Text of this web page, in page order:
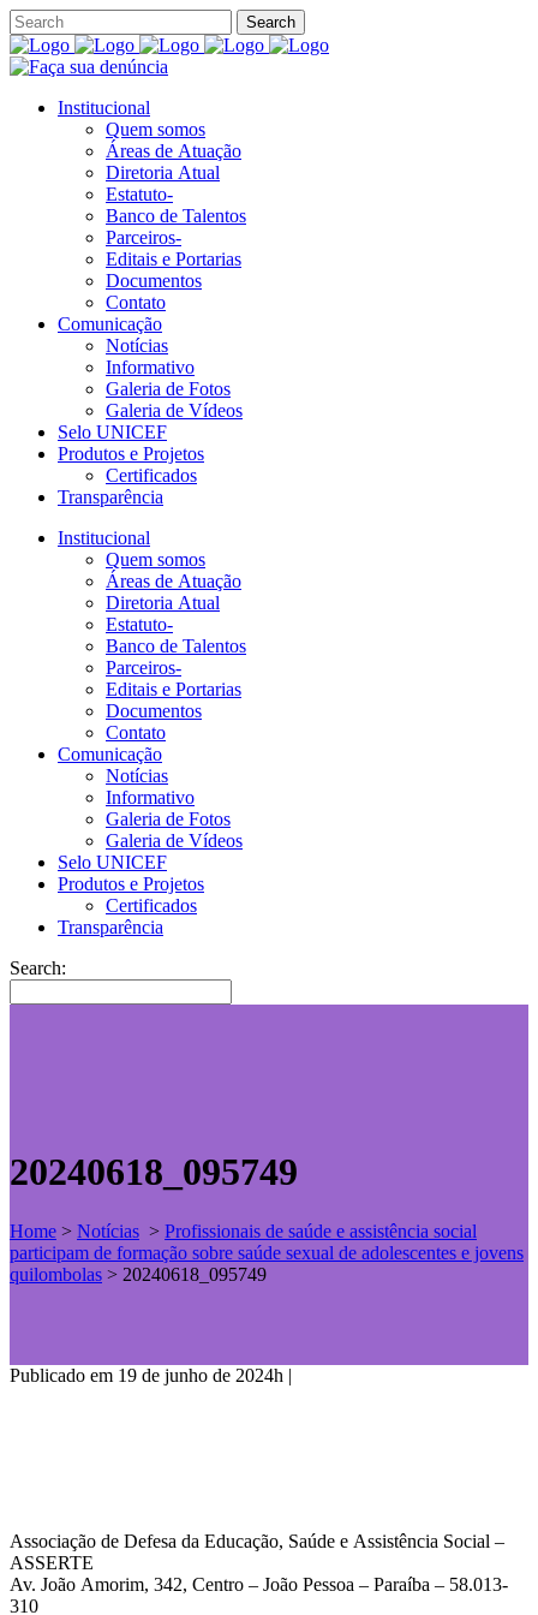
Institucional
Quem somos
Áreas de Atuação
Diretoria Atual
Estatuto-
Banco de Talentos
Parceiros-
Editais e Portarias
Documentos
Contato
Comunicação
Notícias
Informativo
Galeria de Fotos
Galeria de Vídeos
Selo UNICEF
Produtos e Projetos
Certificados
Transparência
Institucional
Quem somos
Áreas de Atuação
Diretoria Atual
Estatuto-
Banco de Talentos
Parceiros-
Editais e Portarias
Documentos
Contato
Comunicação
Notícias
Informativo
Galeria de Fotos
Galeria de Vídeos
Selo UNICEF
Produtos e Projetos
Certificados
Transparência
Search:
20240618_095749
Home > Notícias > Profissionais de saúde e assistência social
participam de formação sobre saúde sexual de adolescentes e jovens
quilombolas > 20240618_095749
Publicado em 19 de junho de 2024h |
Associação de Defesa da Educação, Saúde e Assistência Social –
ASSERTE
Av. João Amorim, 342, Centro – João Pessoa – Paraíba – 58.013-
310